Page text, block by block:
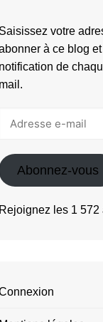
Saisissez votre
à ce blog
notification de
mail.
Abonnez-vous
Rejoignez les 1 572